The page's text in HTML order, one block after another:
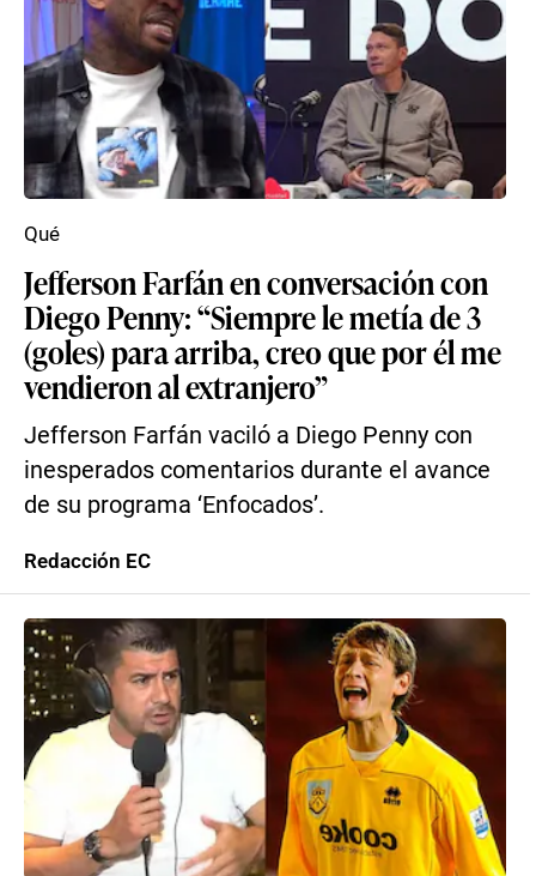
Jefferson Farfán en conversación con
Diego Penny: “Siempre le metía de 3
(goles) para arriba, creo que por él me
vendieron al extranjero”
Jefferson Farfán vaciló a Diego Penny con
inesperados comentarios durante el avance
de su programa ‘Enfocados’.
Qué
Redacción EC